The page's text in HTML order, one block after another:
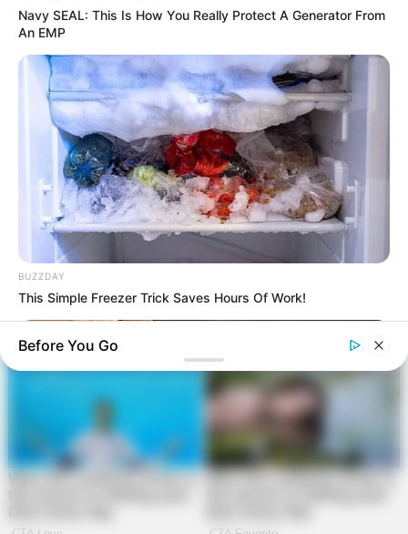
Navy SEAL: This Is How You Really Protect A Generator From
An EMP
BUZZDAY
This Simple Freezer Trick Saves Hours Of Work!
Before You Go